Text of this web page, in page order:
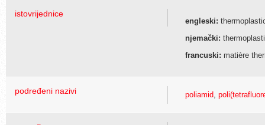
istovrijednice
engleski:
njemački:
francuski: matière
podređeni nazivi poliamid,